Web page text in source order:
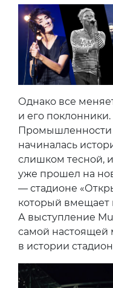
Однако все
и его
Промышленности
начиналась
слишком тесной,
уже прошел на
— стадионе
который вмещает
А выступление
самой настоящей
в истории